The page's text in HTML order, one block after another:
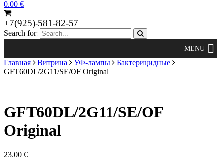
0.00 €
+7(925)-581-82-57
Search for:
Главная Витрина УФ-лампы
Бактерицидные
GFT60DL/2G11/SE/OF Original
GFT60DL/2G11/SE/OF
Original
23.00 €